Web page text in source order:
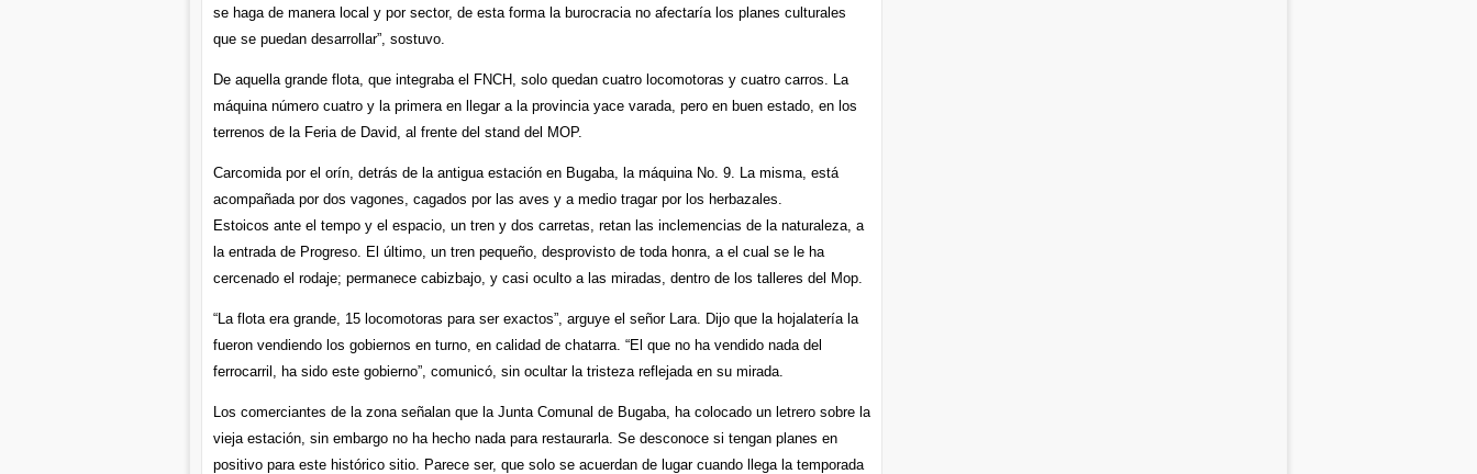
se haga de manera local y por sector, de esta forma la burocracia no afectaría los planes culturales
que se puedan desarrollar”, sostuvo.
De aquella grande flota, que integraba el FNCH, solo quedan cuatro locomotoras y cuatro carros. La
máquina número cuatro y la primera en llegar a la provincia yace varada, pero en buen estado, en los
terrenos de la Feria de David, al frente del stand del MOP.
Carcomida por el orín, detrás de la antigua estación en Bugaba, la máquina No. 9. La misma, está
acompañada por dos vagones, cagados por las aves y a medio tragar por los herbazales.
Estoicos ante el tempo y el espacio, un tren y dos carretas, retan las inclemencias de la naturaleza, a
la entrada de Progreso. El último, un tren pequeño, desprovisto de toda honra, a el cual se le ha
cercenado el rodaje; permanece cabizbajo, y casi oculto a las miradas, dentro de los talleres del Mop.
“La flota era grande, 15 locomotoras para ser exactos”, arguye el señor Lara. Dijo que la hojalatería la
fueron vendiendo los gobiernos en turno, en calidad de chatarra. “El que no ha vendido nada del
ferrocarril, ha sido este gobierno”, comunicó, sin ocultar la tristeza reflejada en su mirada.
Los comerciantes de la zona señalan que la Junta Comunal de Bugaba, ha colocado un letrero sobre la
vieja estación, sin embargo no ha hecho nada para restaurarla. Se desconoce si tengan planes en
positivo para este histórico sitio. Parece ser, que solo se acuerdan de lugar cuando llega la temporada